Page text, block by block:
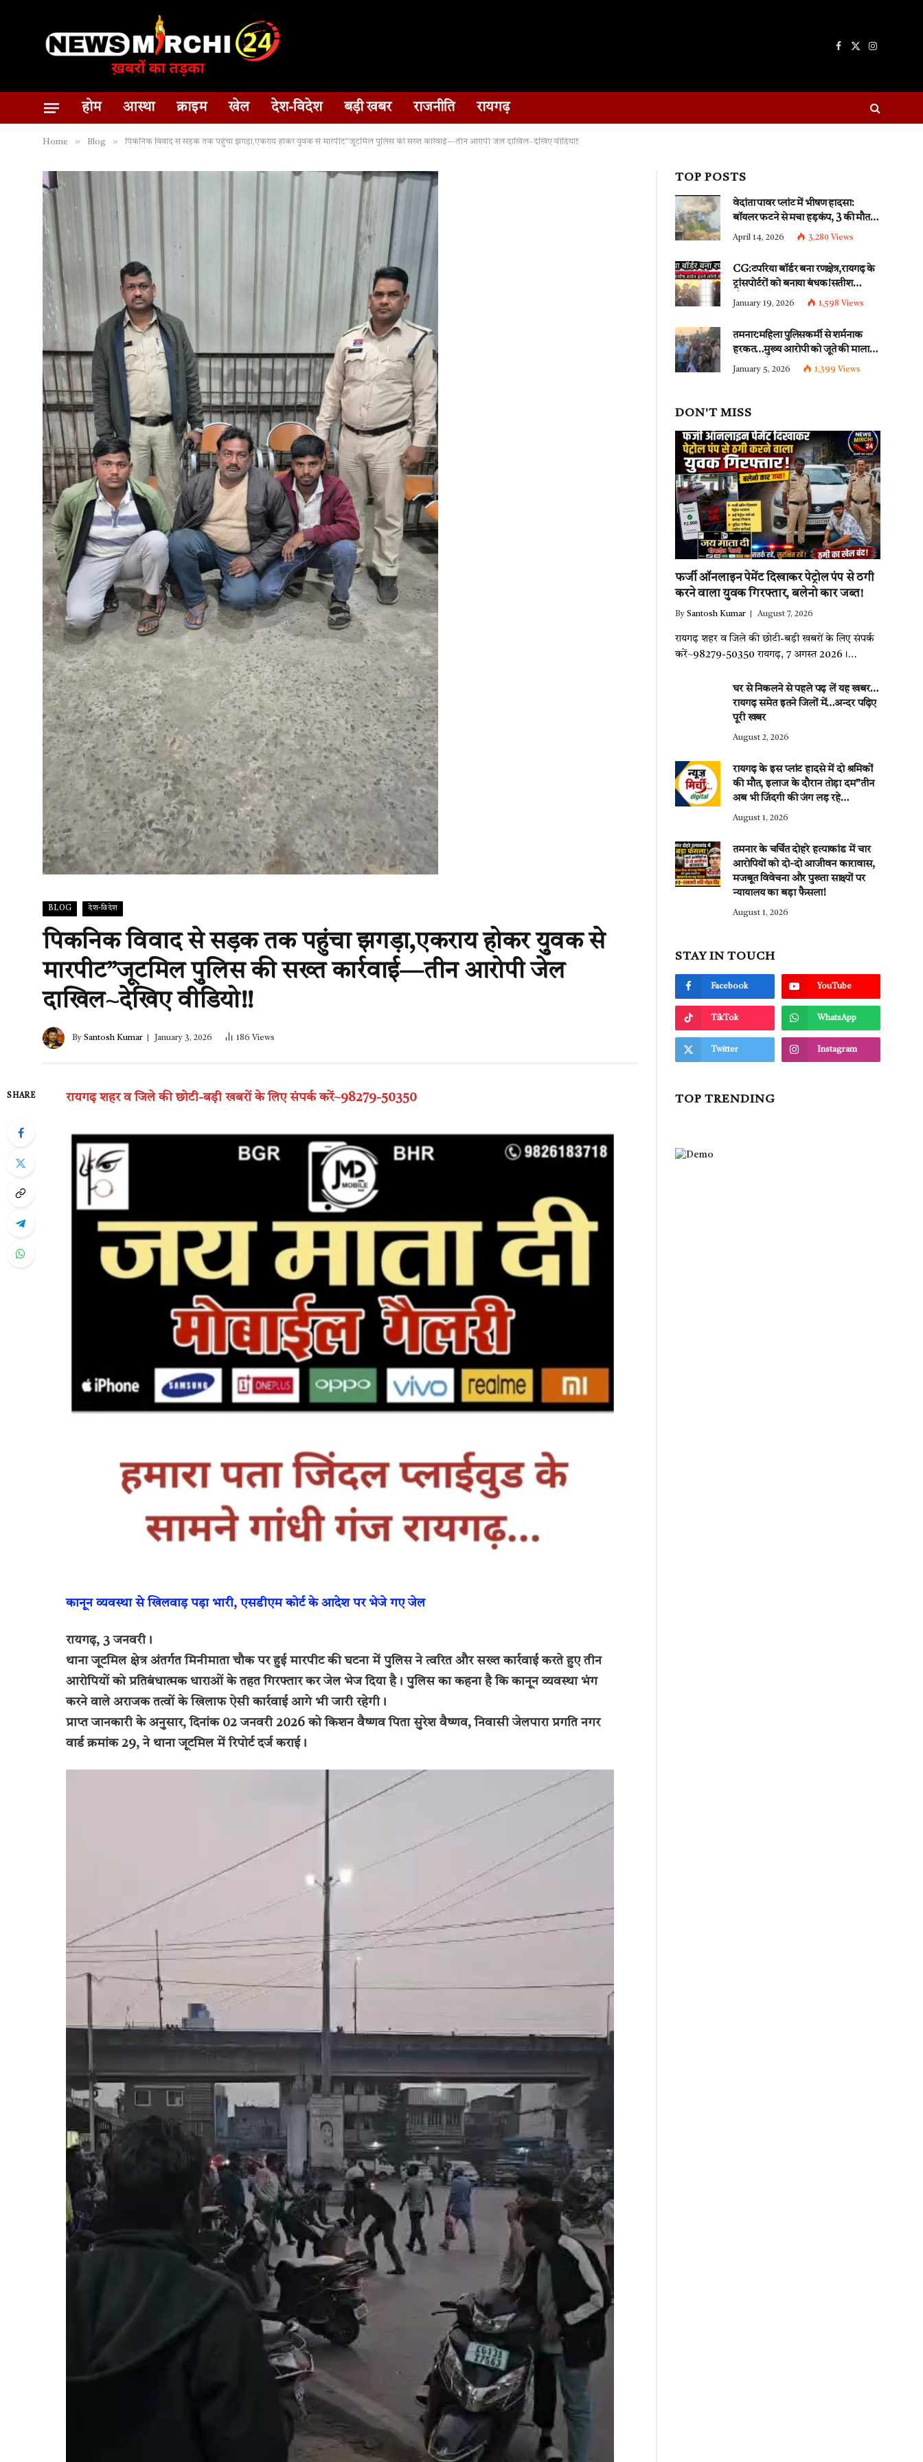
Facebook
X
Instagram
होम आस्था क्राइम खेल देश-विदेश बड़ी खबर राजनीति रायगढ़
Home » Blog » पिकनिक विवाद से सड़क तक पहुंचा झगड़ा,एकराय होकर युवक से मारपीट”जूटमिल पुलिस की सख्त कार्रवाई—तीन आरोपी जेल दाखिल~देखिए वीडियो!!
BLOG देश-विदेश
पिकनिक विवाद से सड़क तक पहुंचा झगड़ा,एकराय होकर युवक से
मारपीट”जूटमिल पुलिस की सख्त कार्रवाई—तीन आरोपी जेल
दाखिल~देखिए वीडियो!!
By Santosh Kumar January 3, 2026 186 Views
SHARE रायगढ़ शहर व जिले की छोटी-बड़ी खबरों के लिए संपर्क करें~98279-50350
कानून व्यवस्था से खिलवाड़ पड़ा भारी, एसडीएम कोर्ट के आदेश पर भेजे गए जेल
रायगढ़, 3 जनवरी।
थाना जूटमिल क्षेत्र अंतर्गत मिनीमाता चौक पर हुई मारपीट की घटना में पुलिस ने त्वरित और सख्त कार्रवाई करते हुए तीन
आरोपियों को प्रतिबंधात्मक धाराओं के तहत गिरफ्तार कर जेल भेज दिया है। पुलिस का कहना है कि कानून व्यवस्था भंग
करने वाले अराजक तत्वों के खिलाफ ऐसी कार्रवाई आगे भी जारी रहेगी।
प्राप्त जानकारी के अनुसार, दिनांक 02 जनवरी 2026 को किशन वैष्णव पिता सुरेश वैष्णव, निवासी जेलपारा प्रगति नगर
वार्ड क्रमांक 29, ने थाना जूटमिल में रिपोर्ट दर्ज कराई।
TOP POSTS
वेदांता पावर प्लांट में भीषण हादसा:
बॉयलर फटने से मचा हड़कंप, 3 की मौत,
कई गंभीर
April 14, 2026 3,280 Views
CG:टपरिया बॉर्डर बना रणक्षेत्र,रायगढ़ के
ट्रांसपोर्टरों को बनाया बंधक!सतीश
चौबे,आशीष यादव समेत इतने लोगों की
समेत इतने लोगों पर हुई नामजद fir दर्ज!!
January 19, 2026 1,598 Views
तमनार:महिला पुलिसकर्मी से शर्मनाक
हरकत…मुख्य आरोपी को जूते की माला
पहनाकर पैदल मार्च पुलिस ने
January 5, 2026 1,399 Views
DON'T MISS
फर्जी ऑनलाइन पेमेंट दिखाकर पेट्रोल पंप से ठगी
करने वाला युवक गिरफ्तार, बलेनो कार जब्त!
By Santosh Kumar August 7, 2026
रायगढ़ शहर व जिले की छोटी-बड़ी खबरों के लिए संपर्क
करें~98279-50350 रायगढ़, 7 अगस्त 2026।…
घर से निकलने से पहले पढ़ लें यह खबर…
रायगढ़ समेत इतने जिलों में…अन्दर पढ़िए
पूरी खबर
August 2, 2026
रायगढ़ के इस प्लांट हादसे में दो श्रमिकों
की मौत, इलाज के दौरान तोड़ा दम”तीन
अब भी जिंदगी की जंग लड़ रहे…
August 1, 2026
तमनार के चर्चित दोहरे हत्याकांड में चार
आरोपियों को दो-दो आजीवन कारावास,
मजबूत विवेचना और पुख्ता साक्ष्यों पर
न्यायालय का बड़ा फैसला!
August 1, 2026
STAY IN TOUCH
Facebook YouTube
TikTok WhatsApp
Twitter Instagram
TOP TRENDING